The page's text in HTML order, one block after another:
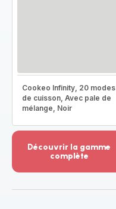
Cookeo Infinity, 20 modes
de cuisson, Avec pale de
mélange, Noir
Découvrir la gamme
complète
-